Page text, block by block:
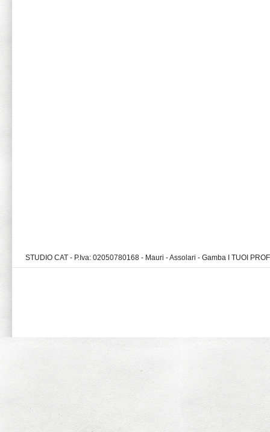
STUDIO CAT - P.Iva: 02050780168 - Mauri - Assolari - Gamba I TUOI